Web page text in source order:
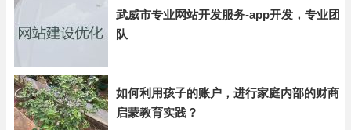
武威市专业网站开发服务-app开发，专业团
队
如何利用孩子的账户，进行家庭内部的财商
启蒙教育实践？